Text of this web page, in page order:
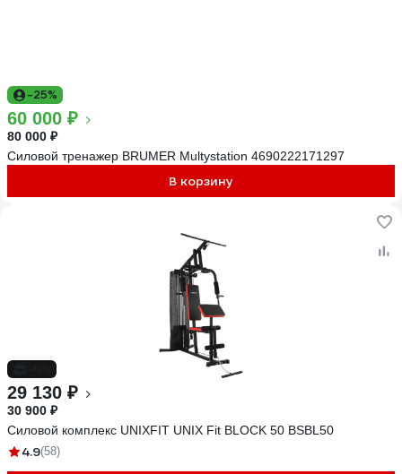
-25%
60 000 ₽
80 000 ₽
Силовой тренажер BRUMER Multystation 4690222171297
В корзину
29 130 ₽
30 900 ₽
Силовой комплекс UNIXFIT UNIX Fit BLOCK 50 BSBL50
4.9(58)